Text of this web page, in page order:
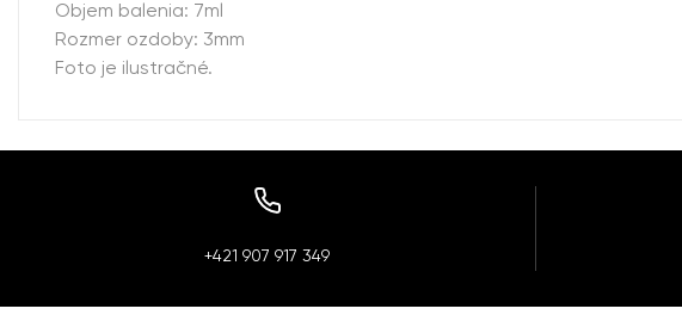
Objem balenia: 7ml
Rozmer ozdoby: 3mm
Foto je ilustračné.
+421 907 917 349